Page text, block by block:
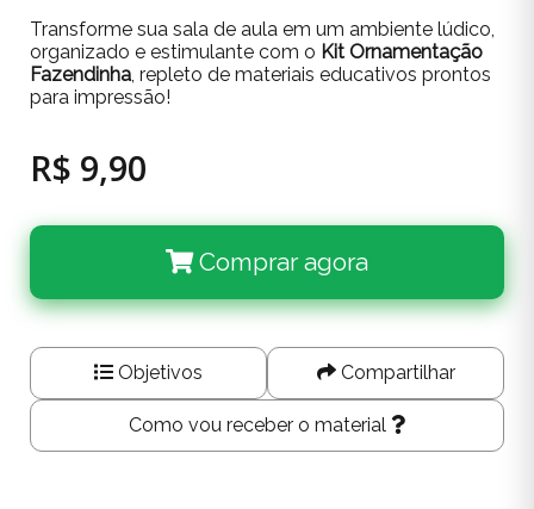
Transforme sua sala de aula em um ambiente lúdico,
organizado e estimulante com o Kit Ornamentação
Fazendinha, repleto de materiais educativos prontos
para impressão!
R$ 9,90
Comprar agora
Objetivos Compartilhar
Como vou receber o material